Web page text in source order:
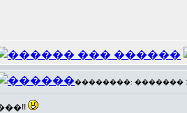
��������: ������� 18